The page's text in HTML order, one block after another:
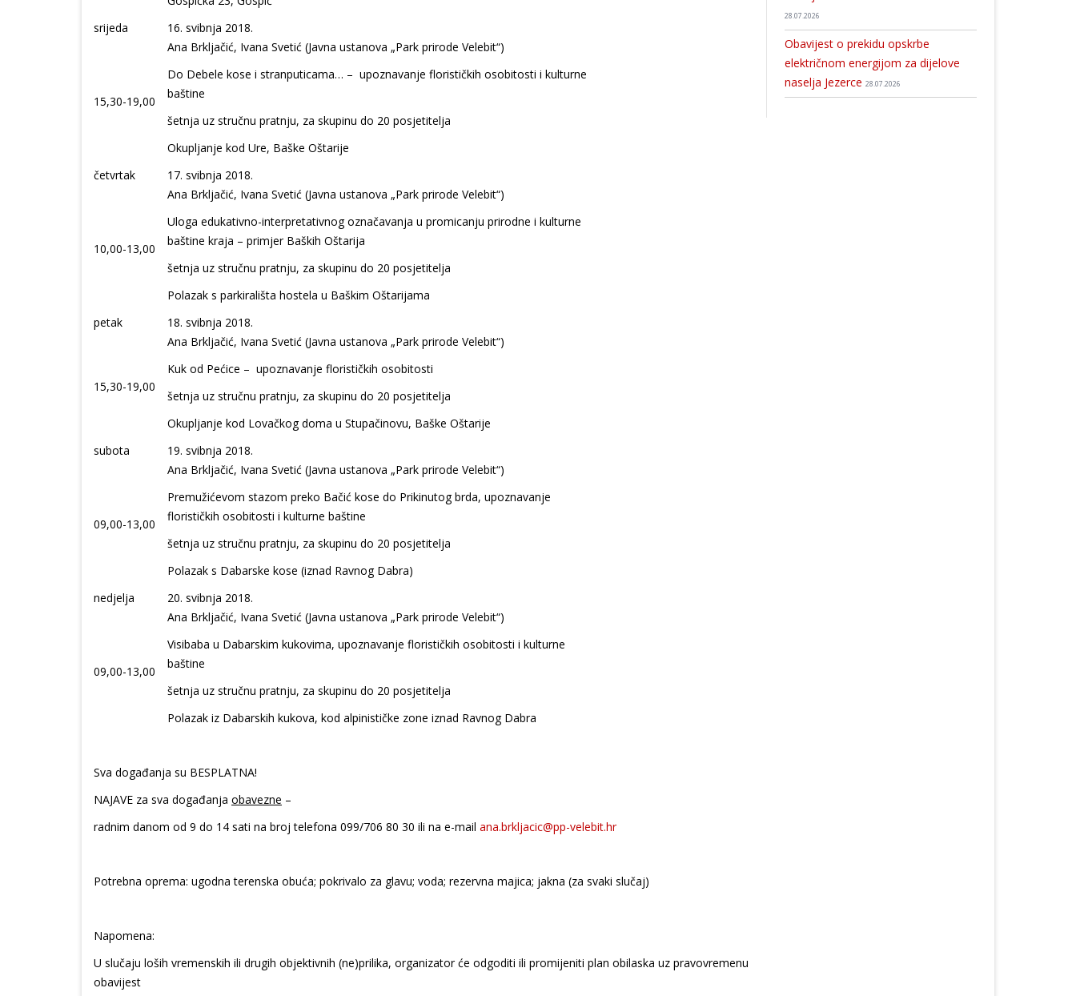
srijeda
16. svibnja 2018.
15,30-19,00
Ana Brkljačić, Ivana Svetić (Javna ustanova „Park prirode Velebit“)
Do Debele kose i stranputicama… – upoznavanje florističkih osobitosti i kulturne
baštine
šetnja uz stručnu pratnju, za skupinu do 20 posjetitelja
Okupljanje kod Ure, Baške Oštarije
četvrtak
17. svibnja 2018.
10,00-13,00
Ana Brkljačić, Ivana Svetić (Javna ustanova „Park prirode Velebit“)
Uloga edukativno-interpretativnog označavanja u promicanju prirodne i kulturne
baštine kraja – primjer Baških Oštarija
šetnja uz stručnu pratnju, za skupinu do 20 posjetitelja
Polazak s parkirališta hostela u Baškim Oštarijama
petak
18. svibnja 2018.
15,30-19,00
Ana Brkljačić, Ivana Svetić (Javna ustanova „Park prirode Velebit“)
Kuk od Pećice – upoznavanje florističkih osobitosti
šetnja uz stručnu pratnju, za skupinu do 20 posjetitelja
Okupljanje kod Lovačkog doma u Stupačinovu, Baške Oštarije
subota
19. svibnja 2018.
09,00-13,00
Ana Brkljačić, Ivana Svetić (Javna ustanova „Park prirode Velebit“)
Premužićevom stazom preko Bačić kose do Prikinutog brda, upoznavanje
florističkih osobitosti i kulturne baštine
šetnja uz stručnu pratnju, za skupinu do 20 posjetitelja
Polazak s Dabarske kose (iznad Ravnog Dabra)
nedjelja
20. svibnja 2018.
09,00-13,00
Ana Brkljačić, Ivana Svetić (Javna ustanova „Park prirode Velebit“)
Visibaba u Dabarskim kukovima, upoznavanje florističkih osobitosti i kulturne
baštine
šetnja uz stručnu pratnju, za skupinu do 20 posjetitelja
Polazak iz Dabarskih kukova, kod alpinističke zone iznad Ravnog Dabra
Sva događanja su BESPLATNA!
NAJAVE za sva događanja obavezne –
radnim danom od 9 do 14 sati na broj telefona 099/706 80 30 ili na e-mail ana.brkljacic@pp-velebit.hr
Potrebna oprema: ugodna terenska obuća; pokrivalo za glavu; voda; rezervna majica; jakna (za svaki slučaj)
Napomena:
U slučaju loših vremenskih ili drugih objektivnih (ne)prilika, organizator će odgoditi ili promijeniti plan obilaska uz pravovremenu
obavijest
28.07.2026
Obavijest o prekidu opskrbe
električnom energijom za dijelove
naselja Jezerce 28.07.2026